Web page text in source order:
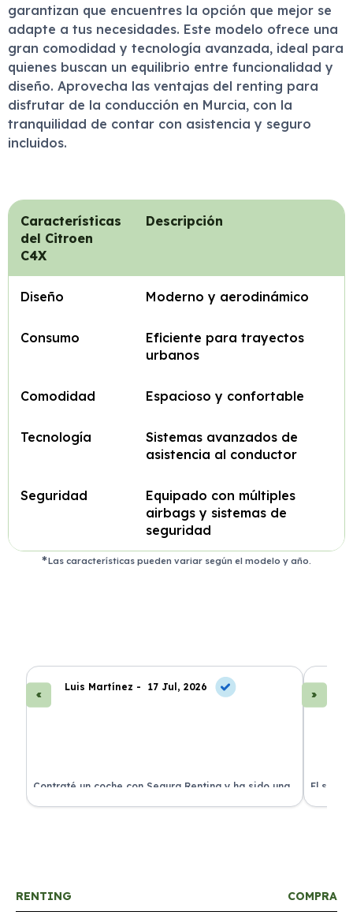
garantizan que encuentres la opción que mejor se
adapte a tus necesidades. Este modelo ofrece una
gran comodidad y tecnología avanzada, ideal para
quienes buscan un equilibrio entre funcionalidad y
diseño. Aprovecha las ventajas del renting para
disfrutar de la conducción en Murcia, con la
tranquilidad de contar con asistencia y seguro
incluidos.
Características
del Citroen
C4X
Descripción
Diseño Moderno y aerodinámico
Consumo
Eficiente para trayectos
urbanos
Comodidad Espacioso y confortable
Tecnología
Sistemas avanzados de
asistencia al conductor
Seguridad
Equipado con múltiples
airbags y sistemas de
seguridad
Las características pueden variar según el modelo y año.
Luis Martínez - 17 Jul, 2026
Contraté un coche con Segura Renting y ha sido una
experiencia fantástica. Todo incluido y sin sorpresas.
El
proceso
RENTING COMPRA